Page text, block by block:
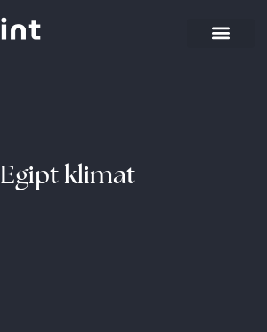
Egipt klimat